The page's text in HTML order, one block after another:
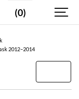
(0)
2012–2014